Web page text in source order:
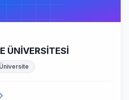
ÜNİVERSİTESİ
Üniversite